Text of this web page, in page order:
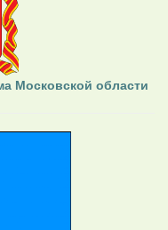
Московской области